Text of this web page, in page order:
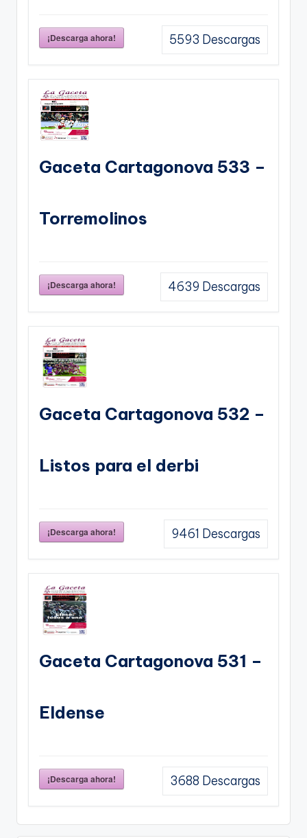
¡Descarga ahora! 5593 Descargas
Gaceta Cartagonova 533 –
Torremolinos
¡Descarga ahora! 4639 Descargas
Gaceta Cartagonova 532 –
Listos para el derbi
¡Descarga ahora! 9461 Descargas
Gaceta Cartagonova 531 –
Eldense
¡Descarga ahora! 3688 Descargas